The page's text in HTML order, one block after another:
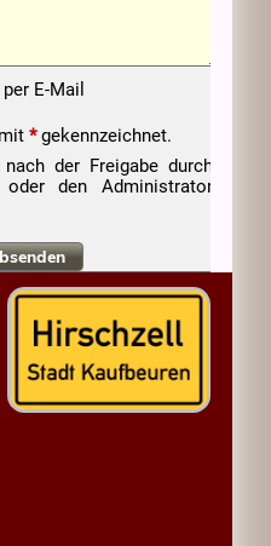
E-Mail
*gekennzeichnet.
der Freigabe durch
den Administrator